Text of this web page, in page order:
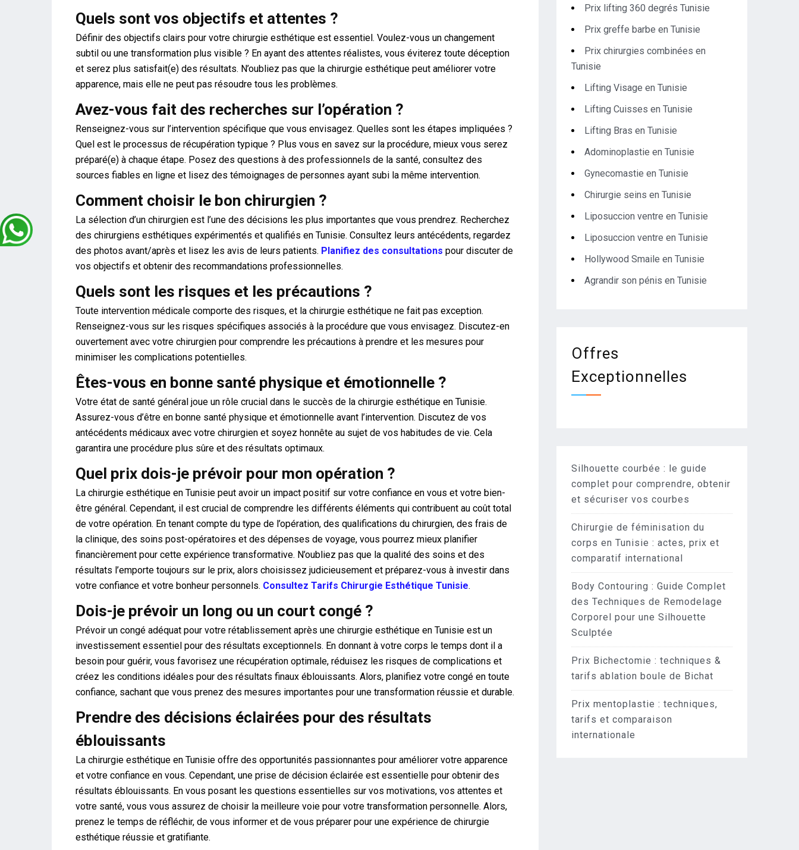
Quels sont vos objectifs et attentes ?
Définir des objectifs clairs pour votre chirurgie esthétique est essentiel. Voulez-vous un changement
subtil ou une transformation plus visible ? En ayant des attentes réalistes, vous éviterez toute déception
et serez plus satisfait(e) des résultats. N’oubliez pas que la chirurgie esthétique peut améliorer votre
apparence, mais elle ne peut pas résoudre tous les problèmes.
Avez-vous fait des recherches sur l’opération ?
Renseignez-vous sur l’intervention spécifique que vous envisagez. Quelles sont les étapes impliquées ?
Quel est le processus de récupération typique ? Plus vous en savez sur la procédure, mieux vous serez
préparé(e) à chaque étape. Posez des questions à des professionnels de la santé, consultez des
sources fiables en ligne et lisez des témoignages de personnes ayant subi la même intervention.
Comment choisir le bon chirurgien ?
La sélection d’un chirurgien est l’une des décisions les plus importantes que vous prendrez. Recherchez
des chirurgiens esthétiques expérimentés et qualifiés en Tunisie. Consultez leurs antécédents, regardez
des photos avant/après et lisez les avis de leurs patients. Planifiez des consultations pour discuter de
vos objectifs et obtenir des recommandations professionnelles.
Quels sont les risques et les précautions ?
Toute intervention médicale comporte des risques, et la chirurgie esthétique ne fait pas exception.
Renseignez-vous sur les risques spécifiques associés à la procédure que vous envisagez. Discutez-en
ouvertement avec votre chirurgien pour comprendre les précautions à prendre et les mesures pour
minimiser les complications potentielles.
Êtes-vous en bonne santé physique et émotionnelle ?
Votre état de santé général joue un rôle crucial dans le succès de la chirurgie esthétique en Tunisie.
Assurez-vous d’être en bonne santé physique et émotionnelle avant l’intervention. Discutez de vos
antécédents médicaux avec votre chirurgien et soyez honnête au sujet de vos habitudes de vie. Cela
garantira une procédure plus sûre et des résultats optimaux.
Quel prix dois-je prévoir pour mon opération ?
La chirurgie esthétique en Tunisie peut avoir un impact positif sur votre confiance en vous et votre bien-
être général. Cependant, il est crucial de comprendre les différents éléments qui contribuent au coût total
de votre opération. En tenant compte du type de l’opération, des qualifications du chirurgien, des frais de
la clinique, des soins post-opératoires et des dépenses de voyage, vous pourrez mieux planifier
financièrement pour cette expérience transformative. N’oubliez pas que la qualité des soins et des
résultats l’emporte toujours sur le prix, alors choisissez judicieusement et préparez-vous à investir dans
votre confiance et votre bonheur personnels. Consultez Tarifs Chirurgie Esthétique Tunisie.
Dois-je prévoir un long ou un court congé ?
Prévoir un congé adéquat pour votre rétablissement après une chirurgie esthétique en Tunisie est un
investissement essentiel pour des résultats exceptionnels. En donnant à votre corps le temps dont il a
besoin pour guérir, vous favorisez une récupération optimale, réduisez les risques de complications et
créez les conditions idéales pour des résultats finaux éblouissants. Alors, planifiez votre congé en toute
confiance, sachant que vous prenez des mesures importantes pour une transformation réussie et durable.
Prendre des décisions éclairées pour des résultats
éblouissants
La chirurgie esthétique en Tunisie offre des opportunités passionnantes pour améliorer votre apparence
et votre confiance en vous. Cependant, une prise de décision éclairée est essentielle pour obtenir des
résultats éblouissants. En vous posant les questions essentielles sur vos motivations, vos attentes et
votre santé, vous vous assurez de choisir la meilleure voie pour votre transformation personnelle. Alors,
prenez le temps de réfléchir, de vous informer et de vous préparer pour une expérience de chirurgie
esthétique réussie et gratifiante.
Prix lifting 360 degrés Tunisie
Prix greffe barbe en Tunisie
Prix chirurgies combinées en
Tunisie
Lifting Visage en Tunisie
Lifting Cuisses en Tunisie
Lifting Bras en Tunisie
Adominoplastie en Tunisie
Gynecomastie en Tunisie
Chirurgie seins en Tunisie
Liposuccion ventre en Tunisie
Liposuccion ventre en Tunisie
Hollywood Smaile en Tunisie
Agrandir son pénis en Tunisie
Offres
Exceptionnelles
Silhouette courbée : le guide
complet pour comprendre, obtenir
et sécuriser vos courbes
Chirurgie de féminisation du
corps en Tunisie : actes, prix et
comparatif international
Body Contouring : Guide Complet
des Techniques de Remodelage
Corporel pour une Silhouette
Sculptée
Prix Bichectomie : techniques &
tarifs ablation boule de Bichat
Prix mentoplastie : techniques,
tarifs et comparaison
internationale